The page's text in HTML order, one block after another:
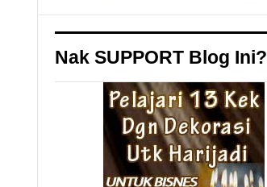
Nak SUPPORT Blog Ini?